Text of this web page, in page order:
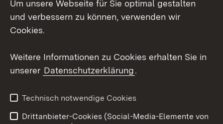
Mastodon
Youtube
Kontakt
Datenschutz
Barrierefreiheit
Impressum Cookies
Um unsere Webseite für Sie optimal gestalten
und verbessern zu können, verwenden wir
Cookies.
Weitere Informationen zu Cookies erhalten Sie in
unserer Datenschutzerklärung.
Technisch notwendige Cookies
Drittanbieter-Cookies (Social-Media-Elemente von